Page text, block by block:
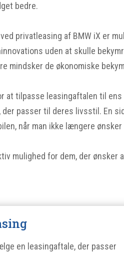
bedre.
privatleasing af BMW iX er
uden at skulle
mindsker de økonomiske
at tilpasse leasingaftalen til
passer til deres livsstil. En
når man ikke længere ønsker
mulighed for dem, der
en leasingaftale, der passer